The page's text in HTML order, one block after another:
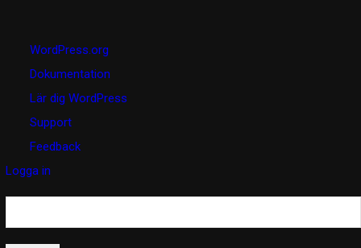
WordPress
WordPress.org
Dokumentation
Lär dig WordPress
Support
Feedback
Logga in